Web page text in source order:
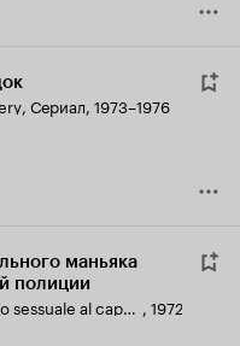
, Сериал, 1973–1976
маньяка
полиции
Rivelazioni di un maniaco sessuale al capo della squadra mobile , 1972